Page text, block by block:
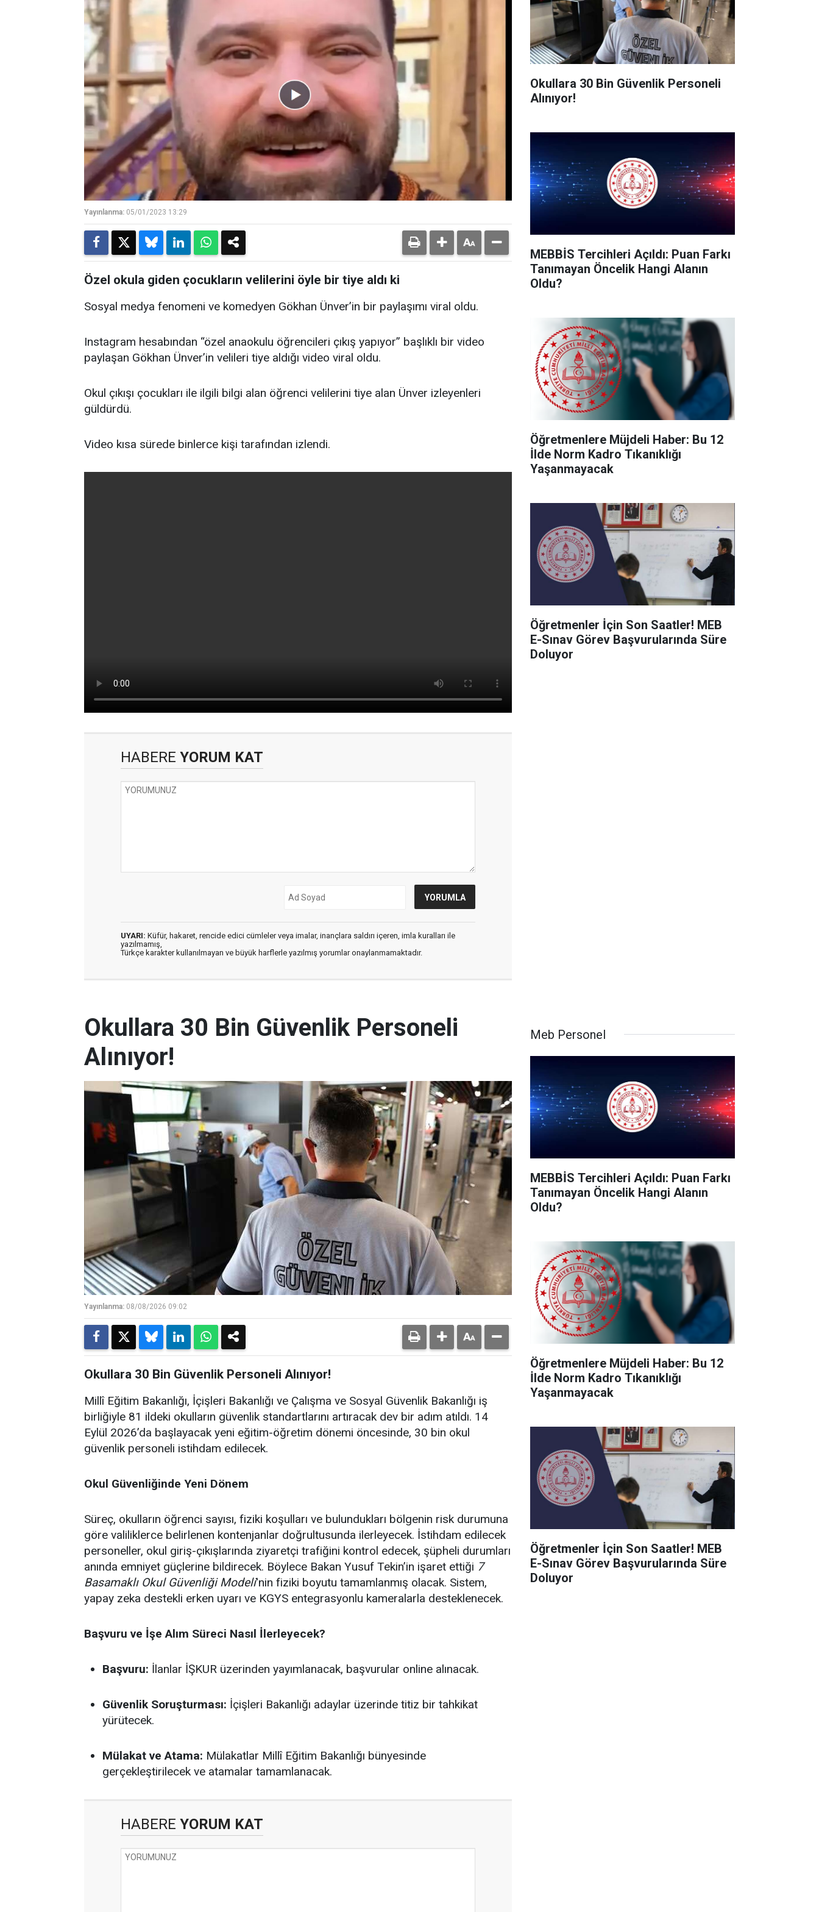
Yayınlanma: 05/01/2023 13:29
Özel okula giden çocukların velilerini öyle bir tiye aldı ki
Sosyal medya fenomeni ve komedyen Gökhan Ünver’in bir paylaşımı viral oldu.
Instagram hesabından “özel anaokulu öğrencileri çıkış yapıyor” başlıklı bir video
paylaşan Gökhan Ünver’in velileri tiye aldığı video viral oldu.
Okul çıkışı çocukları ile ilgili bilgi alan öğrenci velilerini tiye alan Ünver izleyenleri
güldürdü.
Video kısa sürede binlerce kişi tarafından izlendi.
HABERE YORUM KAT
UYARI: Küfür, hakaret, rencide edici cümleler veya imalar, inançlara saldırı içeren, imla kuralları ile
yazılmamış,
Türkçe karakter kullanılmayan ve büyük harflerle yazılmış yorumlar onaylanmamaktadır.
Okullara 30 Bin Güvenlik Personeli
Alınıyor!
MEBBİS Tercihleri Açıldı: Puan Farkı
Tanımayan Öncelik Hangi Alanın
Oldu?
Öğretmenlere Müjdeli Haber: Bu 12
İlde Norm Kadro Tıkanıklığı
Yaşanmayacak
Öğretmenler İçin Son Saatler! MEB
E-Sınav Görev Başvurularında Süre
Doluyor
Okullara 30 Bin Güvenlik Personeli
Alınıyor!
Yayınlanma: 08/08/2026 09:02
Okullara 30 Bin Güvenlik Personeli Alınıyor!
Millî Eğitim Bakanlığı, İçişleri Bakanlığı ve Çalışma ve Sosyal Güvenlik Bakanlığı iş
birliğiyle 81 ildeki okulların güvenlik standartlarını artıracak dev bir adım atıldı. 14
Eylül 2026’da başlayacak yeni eğitim-öğretim dönemi öncesinde, 30 bin okul
güvenlik personeli istihdam edilecek.
Okul Güvenliğinde Yeni Dönem
Süreç, okulların öğrenci sayısı, fiziki koşulları ve bulundukları bölgenin risk durumuna
göre valiliklerce belirlenen kontenjanlar doğrultusunda ilerleyecek. İstihdam edilecek
personeller, okul giriş-çıkışlarında ziyaretçi trafiğini kontrol edecek, şüpheli durumları
anında emniyet güçlerine bildirecek. Böylece Bakan Yusuf Tekin’in işaret ettiği 7
Basamaklı Okul Güvenliği Modeli'nin fiziki boyutu tamamlanmış olacak. Sistem,
yapay zeka destekli erken uyarı ve KGYS entegrasyonlu kameralarla desteklenecek.
Başvuru ve İşe Alım Süreci Nasıl İlerleyecek?
Başvuru: İlanlar İŞKUR üzerinden yayımlanacak, başvurular online alınacak.
Güvenlik Soruşturması: İçişleri Bakanlığı adaylar üzerinde titiz bir tahkikat
yürütecek.
Mülakat ve Atama: Mülakatlar Millî Eğitim Bakanlığı bünyesinde
gerçekleştirilecek ve atamalar tamamlanacak.
HABERE YORUM KAT
Meb Personel
MEBBİS Tercihleri Açıldı: Puan Farkı
Tanımayan Öncelik Hangi Alanın
Oldu?
Öğretmenlere Müjdeli Haber: Bu 12
İlde Norm Kadro Tıkanıklığı
Yaşanmayacak
Öğretmenler İçin Son Saatler! MEB
E-Sınav Görev Başvurularında Süre
Doluyor